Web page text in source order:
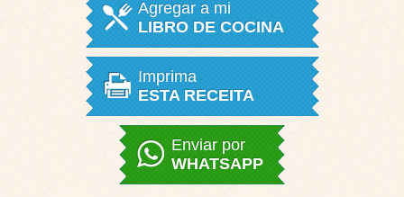
Agregar a mi
LIBRO DE COCINA
Imprima
ESTA RECEITA
Enviar por
WHATSAPP